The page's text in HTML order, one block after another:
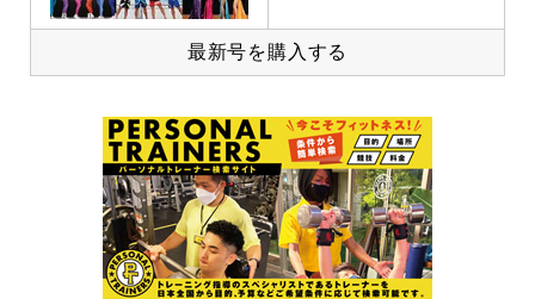
最新号を購入する